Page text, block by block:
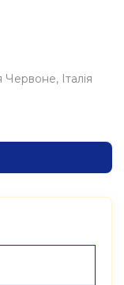
Червоне Італія